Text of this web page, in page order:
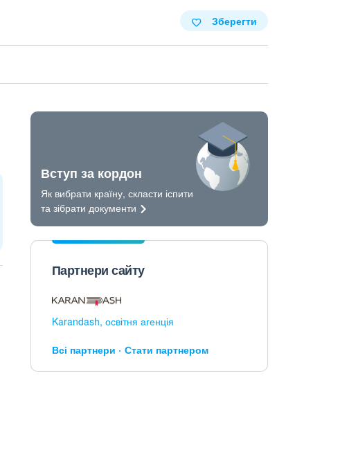
Зберегти
Вступ за кордон
Як вибрати країну, скласти іспити
та зібрати документи
Партнери сайту
Karandash, освітня агенція
Всі партнери Стати партнером